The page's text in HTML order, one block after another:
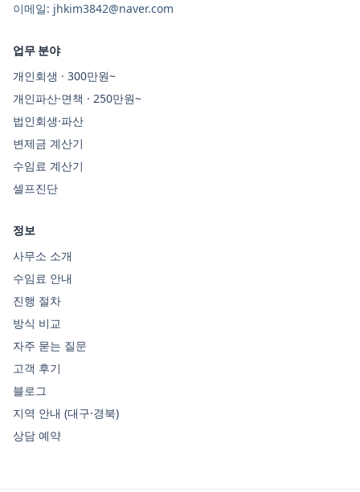
이메일: jhkim3842@naver.com
업무 분야
개인회생 · 300만원~
개인파산·면책 · 250만원~
법인회생·파산
변제금 계산기
수임료 계산기
셀프진단
정보
사무소 소개
수임료 안내
진행 절차
방식 비교
자주 묻는 질문
고객 후기
블로그
지역 안내 (대구·경북)
상담 예약